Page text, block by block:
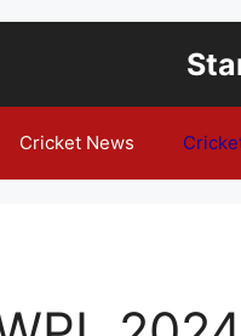
Cricket News